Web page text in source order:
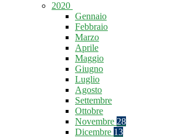
2020
Gennaio
Febbraio
Marzo
Aprile
Maggio
Giugno
Luglio
Agosto
Settembre
Ottobre
Novembre 28
Dicembre 13